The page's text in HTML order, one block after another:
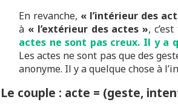
En revanche, « l’intérieur des
à « l’extérieur des actes »,
actes ne sont pas creux. Il y a
Les actes ne sont pas que des
anonyme. Il y a quelque chose à
Le couple : acte = (geste,